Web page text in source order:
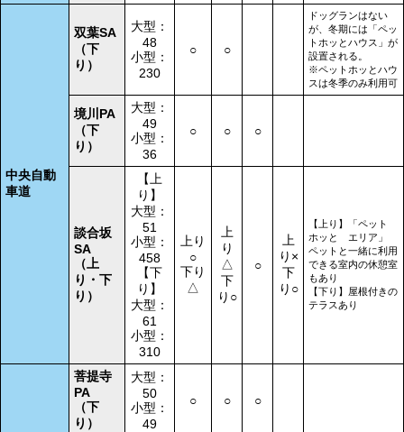
中央自動
車道
双葉SA
（下
り）
大型：
48
小型：
230
○ ○
ドッグランはない
が、冬期には「ペッ
トホッとハウス」が
設置される。
※ペットホッとハウ
スは冬季のみ利用可
境川PA
（下
り）
大型：
49
小型：
36
○ ○ ○
談合坂
SA
（上
り・下
り）
【上
り】
大型：
51
小型：
458
【下
り】
大型：
61
小型：
310
上り
○
下り
△
上
り
△
下
り○
○
上
り×
下
り○
【上り】「ペット
ホッと エリア」
ペットと一緒に利用
できる室内の休憩室
もあり
【下り】屋根付きの
テラスあり
菩提寺
PA
（下
り）
大型：
50
小型：
49
○ ○ ○